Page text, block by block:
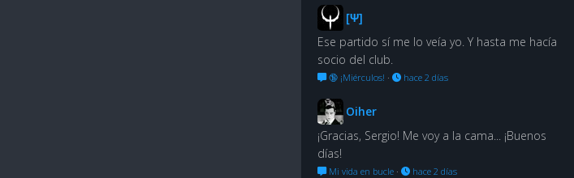
[Ψ]
Ese partido sí me lo veía yo. Y hasta me hacía
socio del club.
🔞 ¡Miérculos! · hace 2 días
Oiher
¡Gracias, Sergio! Me voy a la cama... ¡Buenos
días!
Mi vida en bucle · hace 2 días